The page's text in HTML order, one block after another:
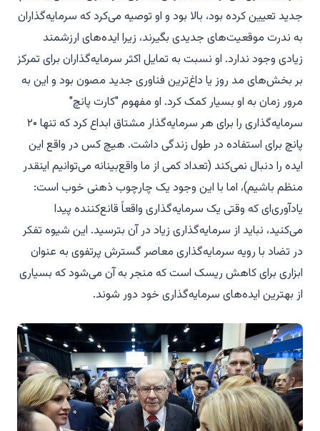
جدید تعیین کرده بود، بالا بود و او توصیه می‌کرد که سرمایه‌گذاران
به ندرت موقعیت‌های جدیدی بگیرند، زیرا ایده‌های ارزشمند
زیادی وجود ندارد. او نسبت به تمایل اکثر سرمایه‌گذاران برای تمرکز
بر بخش‌های مد روز یا داغ‌ترین فناوری جدید مصون بود و این به
مرور زمان به او بسیار کمک کرد. او مفهوم "کارت پانچ"
سرمایه‌گذاری را برای هر سرمایه‌گذار مشتاق ابداع کرد که تنها ۲۰
پانچ برای استفاده در طول زندگی داشت. هیچ کس در واقع این
ایده را دنبال نمی‌کند (تعداد کمی از ما واقع‌بینانه می‌توانیم اینقدر
منظم باشیم)، اما با این وجود یک چارچوب ذهنی خوب است:
یادآوری‌ای که وقتی یک سرمایه‌گذاری واقعاً قانع‌کننده پیدا
می‌کنید، نباید از سرمایه‌گذاری زیاد در آن بترسید. این شیوه تفکر
در تضاد با رویه سرمایه‌گذاری معاصر گسترش پرتفوی به عنوان
ابزاری برای کاهش ریسک است که منجر به آن می‌شود که بسیاری
از بهترین ایده‌های سرمایه‌گذاری خود دور شوند.